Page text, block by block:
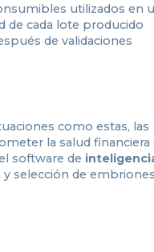
utilizados en
de cada lote producido
de validaciones
como estas, las
la salud financiera
software de
selección de